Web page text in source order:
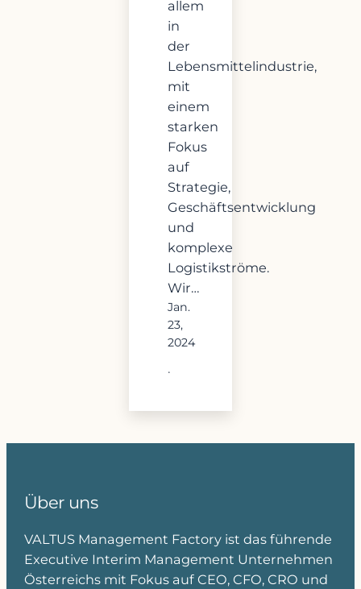
allem
in
der
Lebensmittelindustrie,
mit
einem
starken
Fokus
auf
Strategie,
Geschäftsentwicklung
und
komplexe
Logistikströme.
Wir…
Jan.
23,
2024
·
Über uns
VALTUS Management Factory ist das führende
Executive Interim Management Unternehmen
Österreichs mit Fokus auf CEO, CFO, CRO und